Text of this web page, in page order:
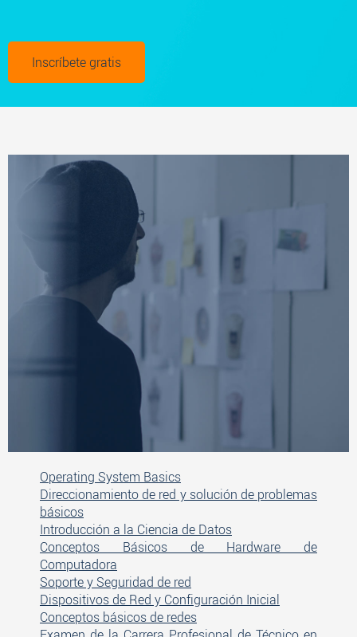
Inscríbete gratis
Operating System Basics
Direccionamiento de red y solución de problemas
básicos
Introducción a la Ciencia de Datos
Conceptos Básicos de Hardware de
Computadora
Soporte y Seguridad de red
Dispositivos de Red y Configuración Inicial
Conceptos básicos de redes